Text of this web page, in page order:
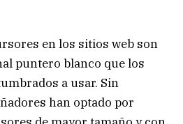
en los sitios web son
puntero blanco que los
a usar. Sin
han optado por